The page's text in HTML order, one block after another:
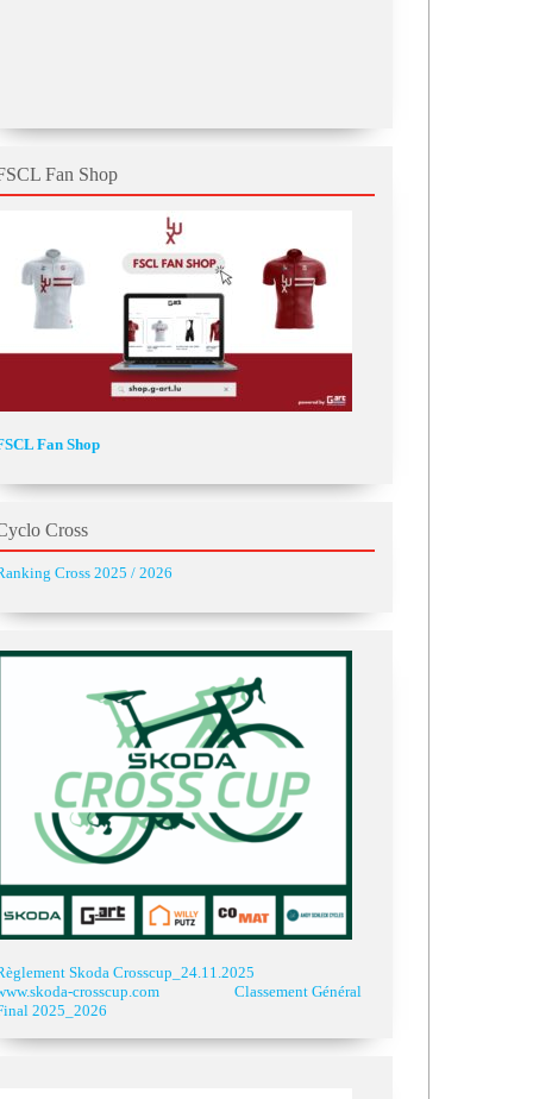
Fan Shop
Fan Shop
Cross
Cross 2025 / 2026
Skoda Crosscup_24.11.2025
crosscup.com
Classement Général
2025_2026